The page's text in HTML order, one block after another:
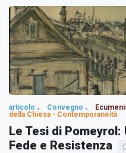
articolo Convegno
della Chiesa - Contemporaneità
Le Tesi di Pomeyrol:
Fede e Resistenza